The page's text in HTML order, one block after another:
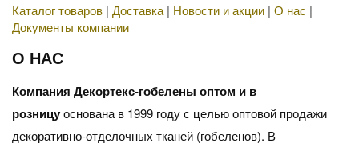
Каталог товаров | Доставка | Новости и акции | О нас |
Документы компании
О НАС
Компания Декортекс-гобелены оптом и в
розницуоснована в 1999 году с целью оптовой продажи
декоративно-отделочных тканей (гобеленов). В